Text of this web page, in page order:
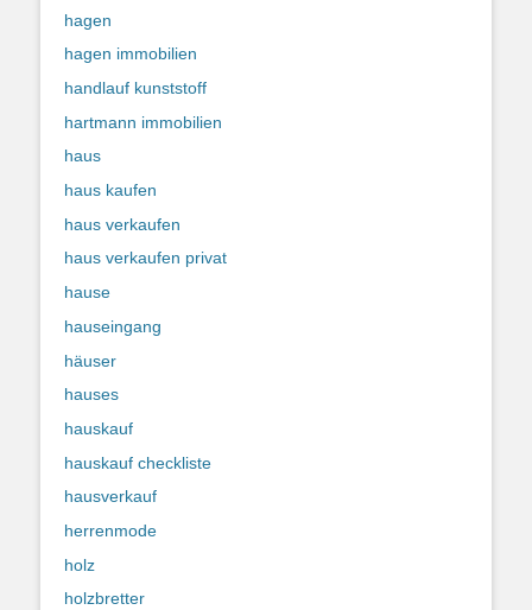
hagen
hagen immobilien
handlauf kunststoff
hartmann immobilien
haus
haus kaufen
haus verkaufen
haus verkaufen privat
hause
hauseingang
häuser
hauses
hauskauf
hauskauf checkliste
hausverkauf
herrenmode
holz
holzbretter